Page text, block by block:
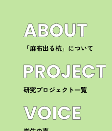
「麻布出る杭」について
研究プロジェクト一覧